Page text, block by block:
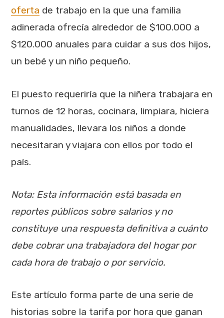
oferta de trabajo en la que una familia
adinerada ofrecía alrededor de $100.000 a
$120.000 anuales para cuidar a sus dos hijos,
un bebé y un niño pequeño.
El puesto requeriría que la niñera trabajara en
turnos de 12 horas, cocinara, limpiara, hiciera
manualidades, llevara los niños a donde
necesitaran y viajara con ellos por todo el
país.
Nota: Esta información está basada en
reportes públicos sobre salarios y no
constituye una respuesta definitiva a cuánto
debe cobrar una trabajadora del hogar por
cada hora de trabajo o por servicio.
Este artículo forma parte de una serie de
historias sobre la tarifa por hora que ganan